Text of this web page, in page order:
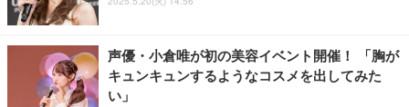
声優・小倉唯が初の美容イベント開催！ 「胸が
キュンキュンするようなコスメを出してみた
い」